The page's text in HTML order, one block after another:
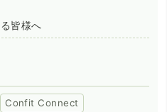
皆様へ
Confit Connect